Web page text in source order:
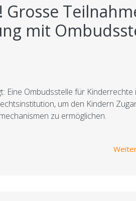
mit
Eine Ombudsstelle für Kinderrechte
um den Kindern
zu ermöglichen.